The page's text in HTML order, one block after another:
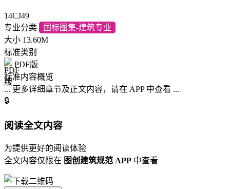
14CJ49
专业分类
国标图集-建筑专业
大小 13.60M
标准类别
PDF版
标准内容概览
... 更多详细章节及正文内容，请在 APP 中查看 ...
🔒
阅读全文内容
为提供更好的阅读体验
全文内容仅限在 图创建筑规范 APP 中查看